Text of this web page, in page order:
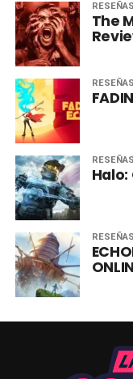
The
RESEÑAS
RESEÑAS
RESEÑAS